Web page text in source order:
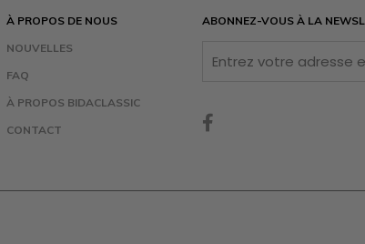
À PROPOS DE NOUS
NOUVELLES
FAQ
À PROPOS BIDACLASSIC
CONTACT
ABONNEZ-VOUS À LA